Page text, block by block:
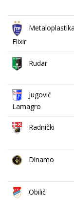
Metaloplastika
Elixir
Rudar
Jugović
Lamagro
Radnički
Dinamo
Obilić